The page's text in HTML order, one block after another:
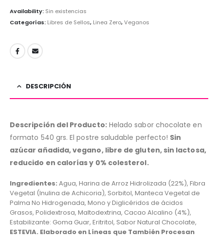
Availability: Sin existencias
Categorías: Libres de Sellos, Linea Zero,Veganos
DESCRIPCIÓN
Descripción del Producto:Helado sabor chocolate en
formato 540 grs. El postre saludable perfecto! Sin
azúcar añadida, vegano, libre de gluten, sin lactosa,
reducido en calorías y 0% colesterol.
Ingredientes: Agua, Harina de Arroz Hidrolizada (22%), Fibra
Vegetal (Inulina de Achicoria), Sorbitol, Manteca Vegetal de
Palma No Hidrogenada, Mono y Diglicéridos de ácidos
Grasos, Polidextrosa, Maltodextrina, Cacao Alcalino (4%),
Estabilizante: Goma Guar, Eritritol, Sabor Natural Chocolate,
ESTEVIA. Elaborado en Líneas que También Procesan